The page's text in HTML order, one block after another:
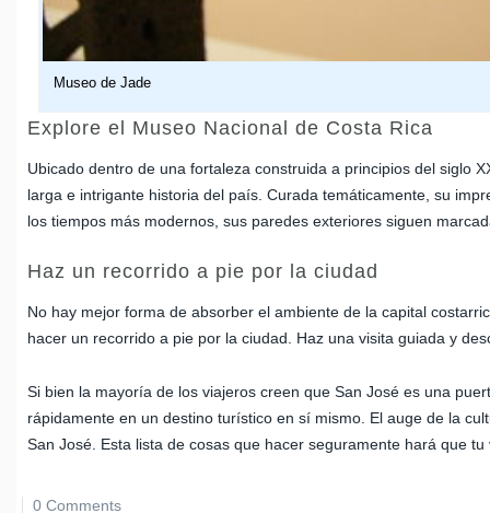
Museo de Jade
Explore el Museo Nacional de Costa Rica
Ubicado dentro de una fortaleza construida a principios del siglo
larga e intrigante historia del país. Curada temáticamente, su
los tiempos más modernos, sus paredes exteriores siguen
Haz un recorrido a pie por la ciudad
No hay mejor forma de absorber el ambiente de la capital
hacer un recorrido a pie por la ciudad. Haz una visita guiada y
Si bien la mayoría de los viajeros creen que San José es una
rápidamente en un destino turístico en sí mismo. El auge de la
San José. Esta lista de cosas que hacer seguramente hará que
0 Comments